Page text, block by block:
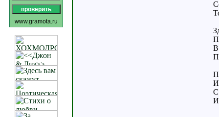
www.gramota.ru
В
И
С
И